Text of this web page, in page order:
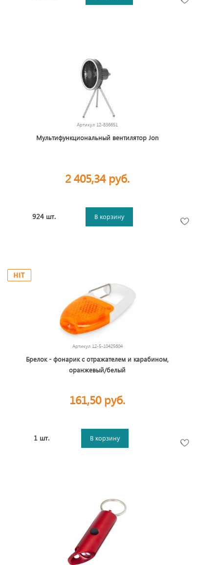
Артикул 12-836651
Мультифункциональный вентилятор Jon
2 405,34 руб.
924 шт. В корзину
Артикул 12-5-10425604
Брелок - фонарик с отражателем и карабином,
оранжевый/белый
161,50 руб.
1 шт. В корзину